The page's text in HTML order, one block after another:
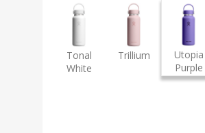
Tonal
White
Trillium
Utopia
Purple